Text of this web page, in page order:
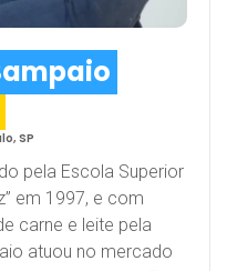
SP
pela Escola Superior
em 1997, e com
carne e leite pela
atuou no mercado